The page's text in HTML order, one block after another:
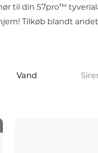
til din S7pro™
Tilkøb blandt
Vand